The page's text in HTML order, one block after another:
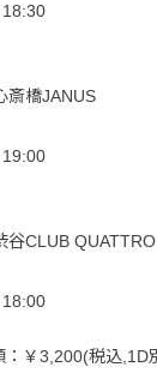
斎橋JANUS
谷CLUB QUATTRO
：￥3,200(税込,1D